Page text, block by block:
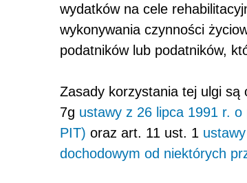
wydatków na cele
wykonywania czynności
podatników lub podatników,
Zasady korzystania tej ulgi
7g ustawy z 26 lipca 1991 r.
PIT) oraz art. 11 ust. 1
dochodowym od niektórych